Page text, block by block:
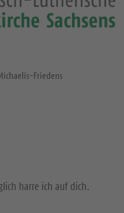
Friedens
harre ich auf dich.